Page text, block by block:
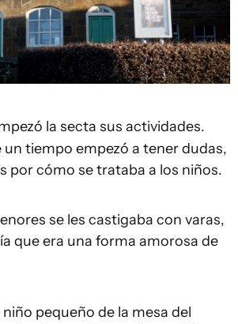
la secta sus actividades.
un tiempo empezó a tener dudas,
por cómo se trataba a los niños.
se les castigaba con varas,
que era una forma amorosa de
niño pequeño de la mesa del